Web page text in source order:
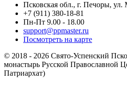
Псковская обл., г. Печоры,
+7 (911) 380-18-81
Пн-Пт 9.00 - 18.00
support@ppmaster.ru
Посмотреть на карте
© 2018 - 2026 Свято-Успенский
монастырь Русской Православной
Патриархат)